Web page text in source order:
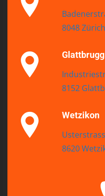
8048 Zürich
Glattbrugg
8152
Wetzikon
8620